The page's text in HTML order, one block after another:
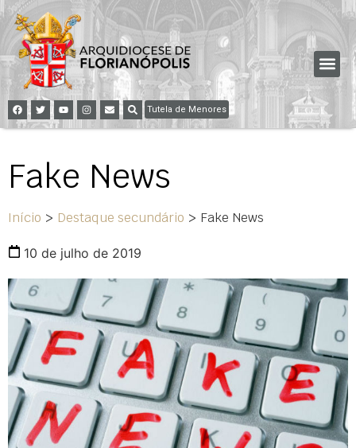
Tutela de Menores
Fake News
Início > Destaque secundário > Fake News
10 de julho de 2019